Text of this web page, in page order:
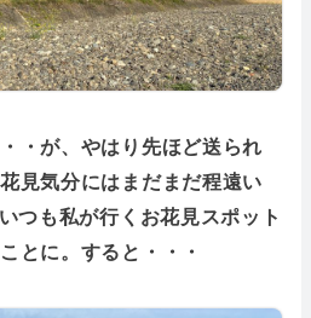
・が、やはり先ほど送られ
見気分にはまだまだ程遠い
つも私が行くお花見スポット
とに。すると・・・